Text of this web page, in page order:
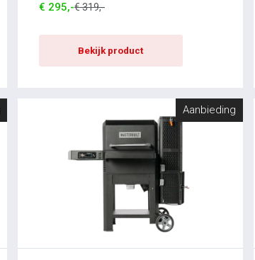
€ 295,-€ 319,-
Bekijk product
Aanbieding